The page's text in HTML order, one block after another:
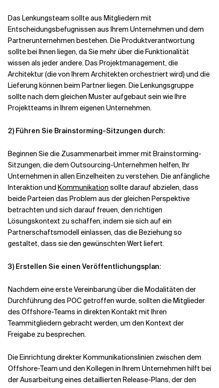
Das Lenkungsteam sollte aus Mitgliedern mit
Entscheidungsbefugnissen aus Ihrem Unternehmen und dem
Partnerunternehmen bestehen. Die Produktverantwortung
sollte bei Ihnen liegen, da Sie mehr über die Funktionalität
wissen als jeder andere. Das Projektmanagement, die
Architektur (die von Ihrem Architekten orchestriert wird) und die
Lieferung können beim Partner liegen. Die Lenkungsgruppe
sollte nach dem gleichen Muster aufgebaut sein wie Ihre
Projektteams in Ihrem eigenen Unternehmen.
2) Führen Sie Brainstorming-Sitzungen durch:
Beginnen Sie die Zusammenarbeit immer mit Brainstorming-
Sitzungen, die dem Outsourcing-Unternehmen helfen, Ihr
Unternehmen in allen Einzelheiten zu verstehen. Die anfängliche
Interaktion und Kommunikation sollte darauf abzielen, dass
beide Parteien das Problem aus der gleichen Perspektive
betrachten und sich darauf freuen, den richtigen
Lösungskontext zu schaffen, indem sie sich auf ein
Partnerschaftsmodell einlassen, das die Beziehung so
gestaltet, dass sie den gewünschten Wert liefert.
3) Erstellen Sie einen Veröffentlichungsplan:
Nachdem eine erste Vereinbarung über die Modalitäten der
Durchführung des POC getroffen wurde, sollten die Mitglieder
des Offshore-Teams in direkten Kontakt mit Ihren
Teammitgliedern gebracht werden, um den Kontext der
Freigabe zu besprechen.
Die Einrichtung direkter Kommunikationslinien zwischen dem
Offshore-Team und den Kollegen in Ihrem Unternehmen hilft bei
der Ausarbeitung eines detaillierten Release-Plans, der den